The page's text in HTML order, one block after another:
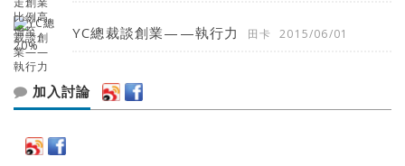
YC總裁談創業——執行力 田卡 2015/06/01
加入討論